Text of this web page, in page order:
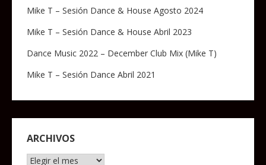
Mike T – Sesión Dance & House Agosto 2024
Mike T – Sesión Dance & House Abril 2023
Dance Music 2022 – December Club Mix (Mike T)
Mike T – Sesión Dance Abril 2021
ARCHIVOS
Archivos